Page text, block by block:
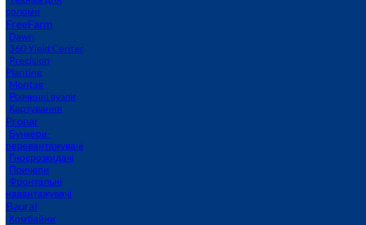
соломи
FreeFarm
Dawn
360 Yield Center
Precision
Planting
Montag
Розчинні вузли
Картування
Pronar
Бункери-
перевантажувачі
Гноєрозкидачі
Причепи
Фронтальні
навантажувачі
Baural
Комбайни